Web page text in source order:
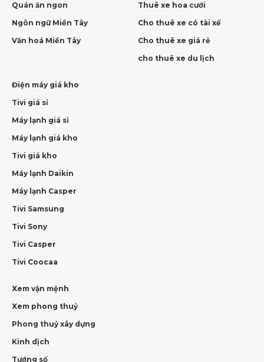
Quán ăn ngon
Ngôn ngữ Miền Tây
Văn hoá Miền Tây
Thuê xe hoa cưới
Cho thuê xe có tài xế
Cho thuê xe giá rẻ
cho thuê xe du lịch
Điện máy giá kho
Tivi giá sỉ
Máy lạnh giá sỉ
Máy lạnh giá kho
Tivi giá kho
Máy lạnh Daikin
Máy lạnh Casper
Tivi Samsung
Tivi Sony
Tivi Casper
Tivi Coocaa
Xem vận mệnh
Xem phong thuỷ
Phong thuỷ xây dựng
Kinh dịch
Tướng số